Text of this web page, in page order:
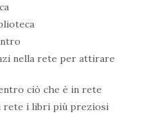
nella rete per attirare
ciò che è in rete
rete i libri più preziosi